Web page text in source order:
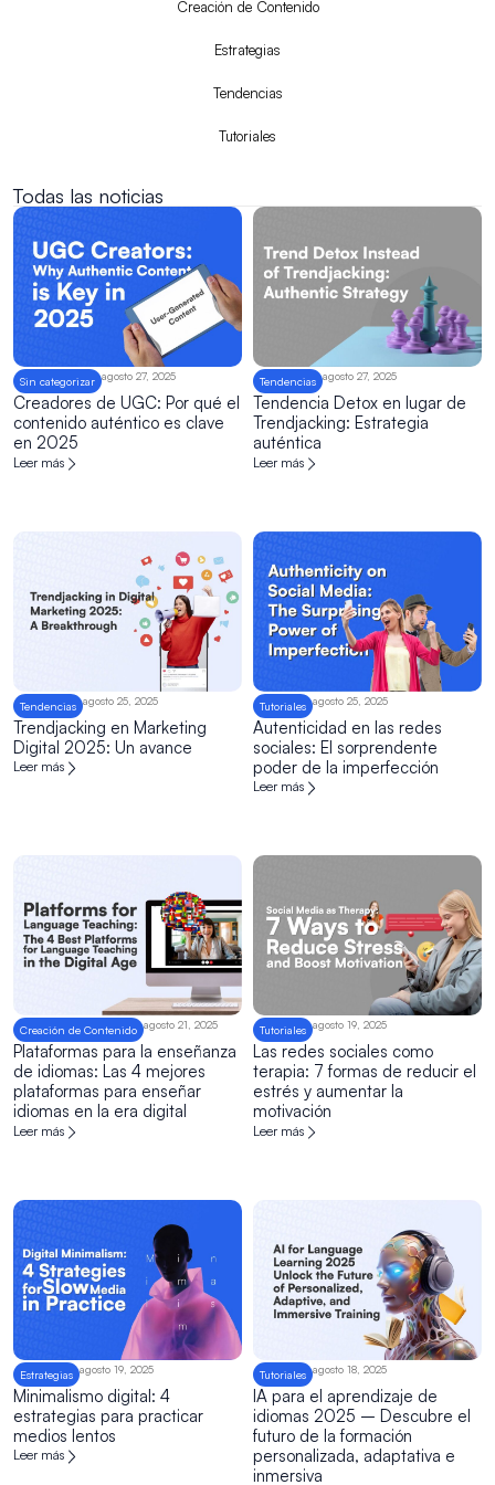
Creación de Contenido
Estrategias
Tendencias
Tutoriales
Todas las noticias
Sin categorizar agosto 27, 2025
Creadores de UGC: Por qué el
contenido auténtico es clave
en 2025
Leer más
Tendencias agosto 27, 2025
Tendencia Detox en lugar de
Trendjacking: Estrategia
auténtica
Leer más
Tendencias agosto 25, 2025
Trendjacking en Marketing
Digital 2025: Un avance
Leer más
Tutoriales agosto 25, 2025
Autenticidad en las redes
sociales: El sorprendente
poder de la imperfección
Leer más
Creación de Contenido agosto 21, 2025
Plataformas para la enseñanza
de idiomas: Las 4 mejores
plataformas para enseñar
idiomas en la era digital
Leer más
Tutoriales agosto 19, 2025
Las redes sociales como
terapia: 7 formas de reducir el
estrés y aumentar la
motivación
Leer más
Estrategias agosto 19, 2025
Minimalismo digital: 4
estrategias para practicar
medios lentos
Leer más
Tutoriales agosto 18, 2025
IA para el aprendizaje de
idiomas 2025 – Descubre el
futuro de la formación
personalizada, adaptativa e
inmersiva
Página
Página